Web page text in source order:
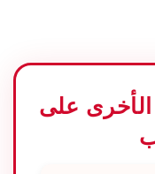
الأخرى على